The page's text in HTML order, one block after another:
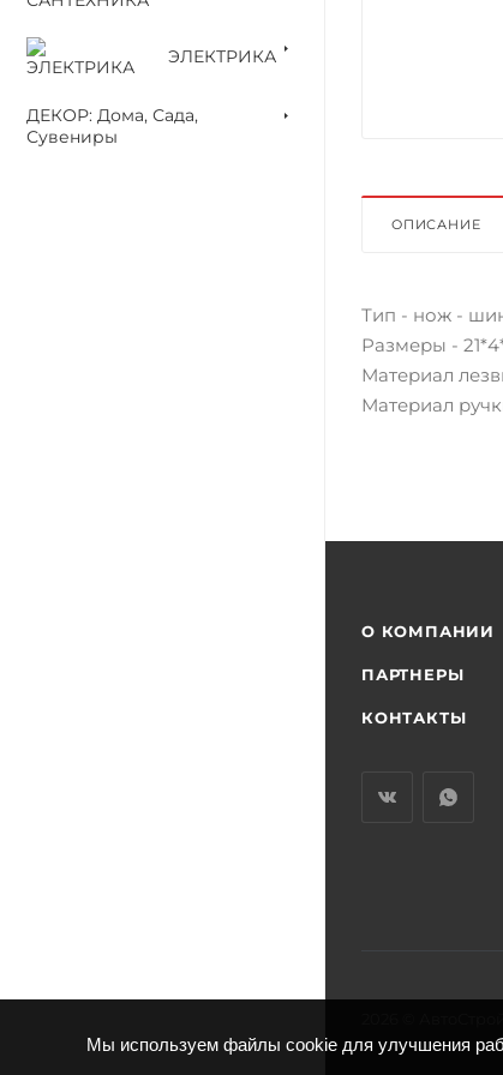
ЭЛЕКТРИКА
ДЕКОР: Дома, Сада,
Сувениры
ОПИСАНИЕ
Тип - нож -
Размеры -
Материал
Материал
О КОМПАНИИ
ПАРТНЕРЫ
КОНТАКТЫ
Мы используем файлы cookie для улучшения